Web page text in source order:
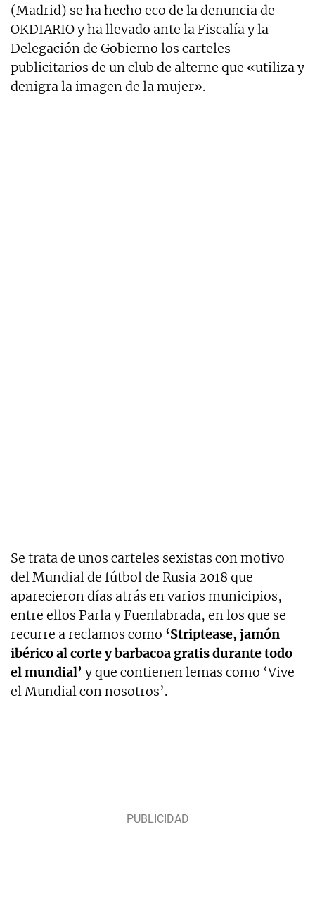
(Madrid) se ha hecho eco de la denuncia de
OKDIARIO y ha llevado ante la Fiscalía y la
Delegación de Gobierno los carteles
publicitarios de un club de alterne que «utiliza y
denigra la imagen de la mujer».
Se trata de unos carteles sexistas con motivo
del Mundial de fútbol de Rusia 2018 que
aparecieron días atrás en varios municipios,
entre ellos Parla y Fuenlabrada, en los que se
recurre a reclamos como ‘Striptease, jamón
ibérico al corte y barbacoa gratis durante todo
el mundial’ y que contienen lemas como ‘Vive
el Mundial con nosotros’.